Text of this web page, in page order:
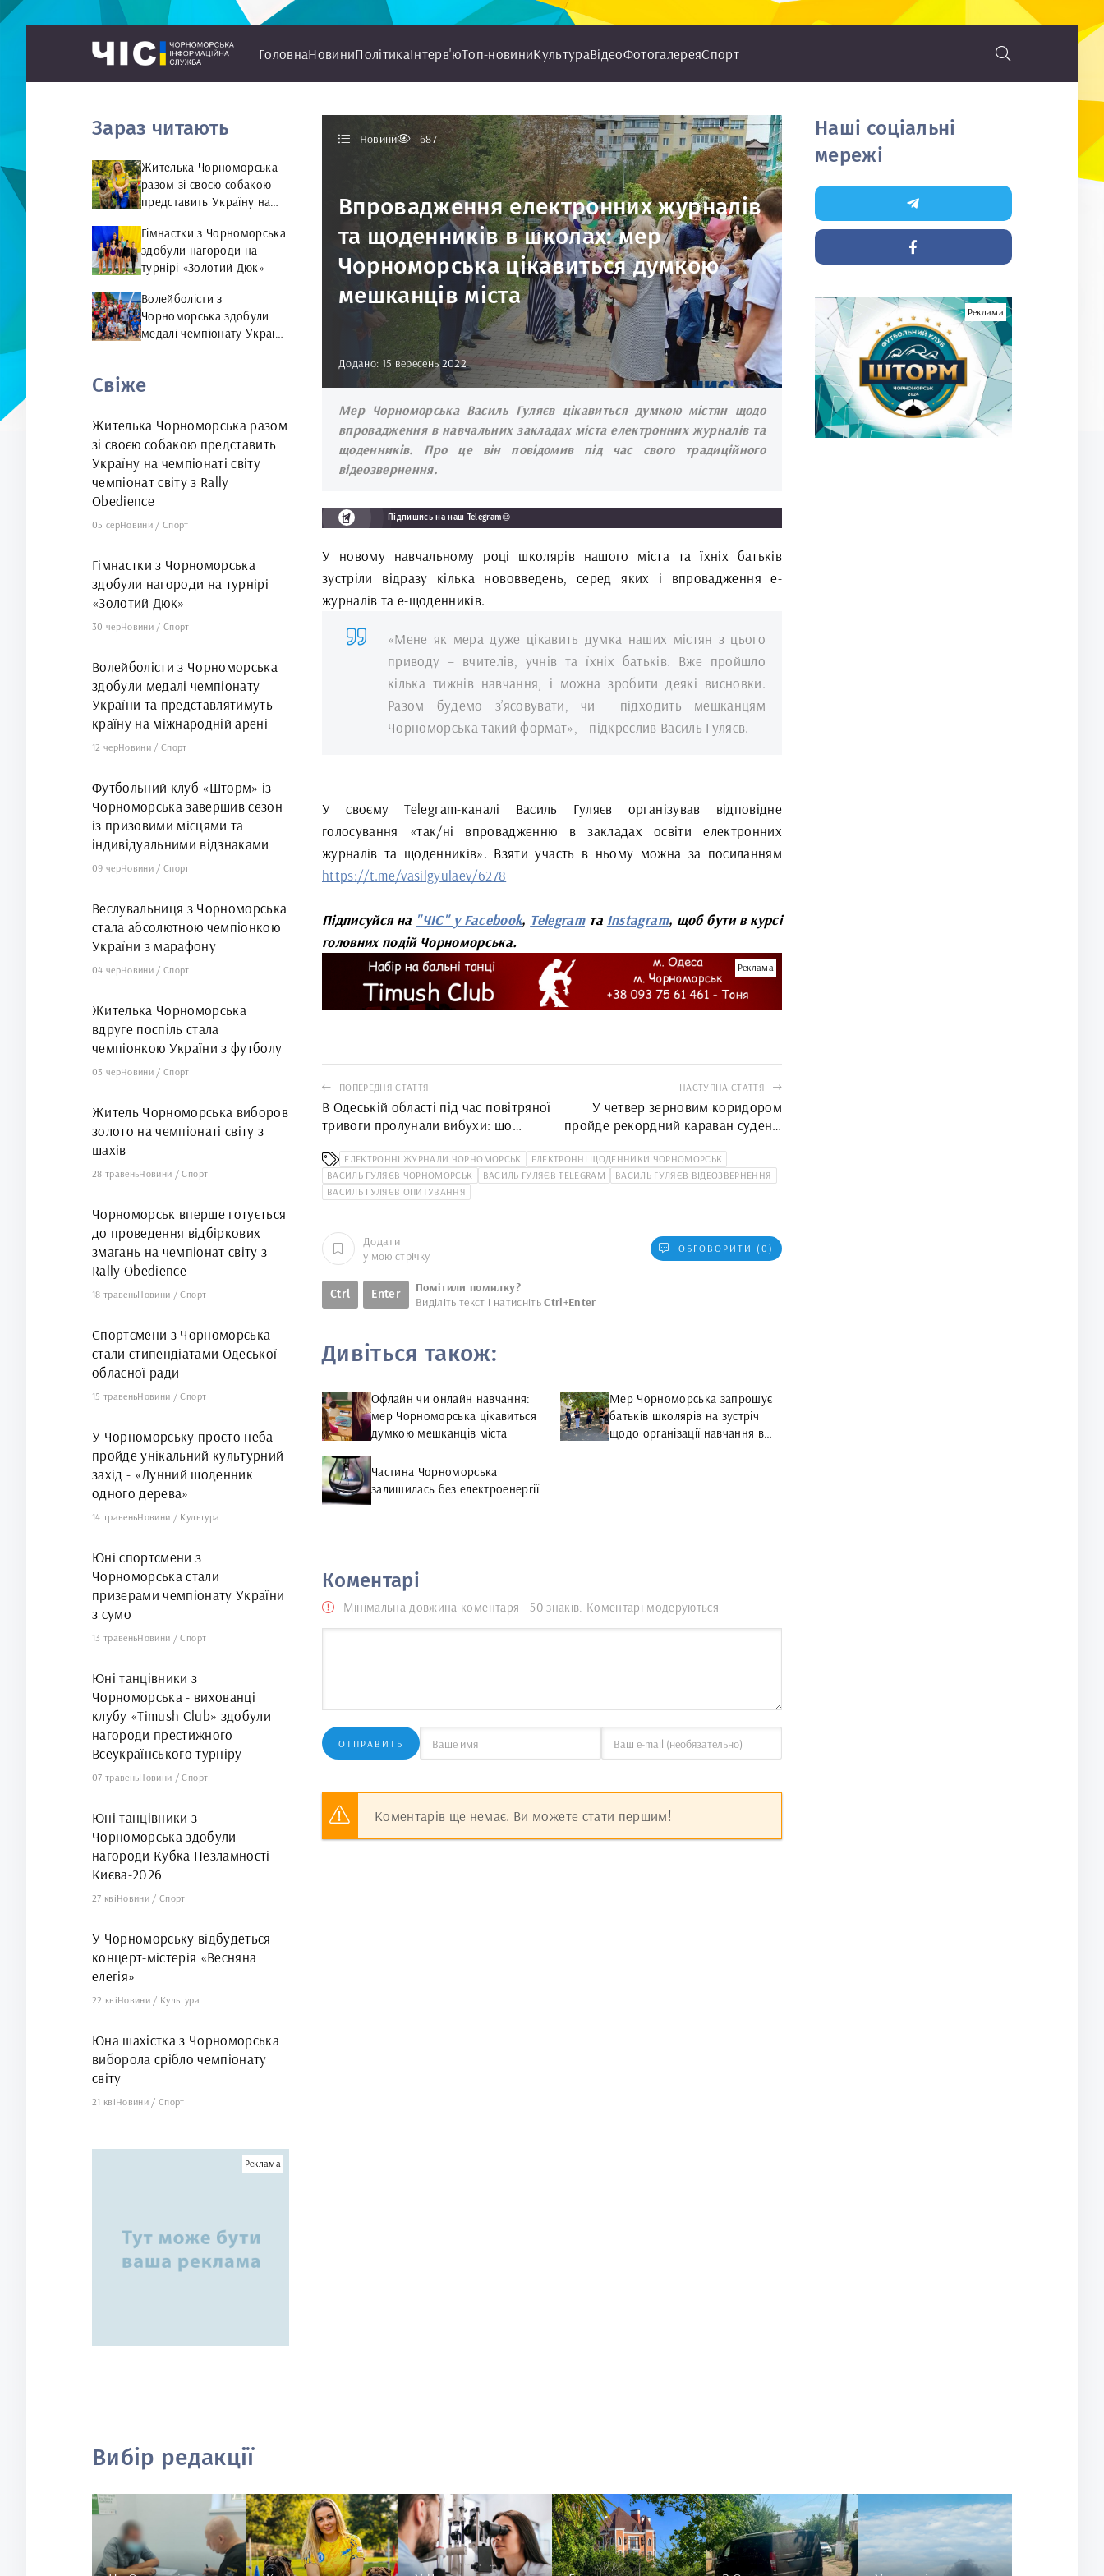
ГоловнаНовиниПолітикаІнтерв'юТоп-новиниКультураВідеоФотогалереяСпорт
Новини 687
Впровадження електронних журналів
та щоденників в школах: мер
Чорноморська цікавиться думкою
мешканців міста
Додано: 15 вересень 2022
Мер Чорноморська Василь Гуляєв цікавиться думкою містян щодо
впровадження в навчальних закладах міста електронних журналів та
щоденників. Про це він повідомив під час свого традиційного
відеозвернення.
Підпишись на наш Telegram😉
У новому навчальному році школярів нашого міста та їхніх батьків
зустріли відразу кілька нововведень, серед яких і впровадження е-
журналів та е-щоденників.
«Мене як мера дуже цікавить думка наших містян з цього
приводу – вчителів, учнів та їхніх батьків. Вже пройшло
кілька тижнів навчання, і можна зробити деякі висновки.
Разом будемо з’ясовувати, чи підходить мешканцям
Чорноморська такий формат», - підкреслив Василь Гуляєв.
У своєму Telegram-каналі Василь Гуляєв організував відповідне
голосування «так/ні впровадженню в закладах освіти електронних
журналів та щоденників». Взяти участь в ньому можна за посиланням
https://t.me/vasilgyulaev/6278
Підписуйся на "ЧІС" у Facebook, Telegramта Instagram, щоб бути в курсі
головних подій Чорноморська.
Реклама
ПОПЕРЕДНЯ СТАТТЯ
В Одеській області під час повітряної
тривоги пролунали вибухи: що
НАСТУПНА СТАТТЯ
У четвер зерновим коридором
пройде рекордний караван суден з
"Південний"
ЕЛЕКТРОННІ ЖУРНАЛИ ЧОРНОМОРСЬК
ЕЛЕКТРОННІ ЩОДЕННИКИ ЧОРНОМОРСЬК
ВАСИЛЬ ГУЛЯЄВ ЧОРНОМОРСЬК
ВАСИЛЬ ГУЛЯЄВ TELEGRAM
ВАСИЛЬ ГУЛЯЄВ ВІДЕОЗВЕРНЕННЯ
ВАСИЛЬ ГУЛЯЄВ ОПИТУВАННЯ
Додати
у мою стрічку
ОБГОВОРИТИ (0)
Ctrl Enter
Помітили помилку?
Виділіть текст і натиснітьCtrl+Enter
Дивіться також:
Офлайн чи онлайн навчання:
мер Чорноморська цікавиться
думкою мешканців міста
Мер Чорноморська запрошує
батьків школярів на зустріч
щодо організації навчання в
Частина Чорноморська
залишилась без електроенергії
Коментарі
Мінімальна довжина коментаря - 50 знаків. Коментарі модеруються
ОТПРАВИТЬ
Коментарів ще немає. Ви можете стати першим!
Зараз читають
Жителька Чорноморська
разом зі своєю собакою
представить Україну на
світу з Rally Obedience
Гімнастки з Чорноморська
здобули нагороди на
турнірі «Золотий Дюк»
Волейболісти з
Чорноморська здобули
медалі чемпіонату України
арені
Свіже
Жителька Чорноморська разом
зі своєю собакою представить
Україну на чемпіонаті світу
чемпіонат світу з Rally
Obedience
05 серНовини /Спорт
Гімнастки з Чорноморська
здобули нагороди на турнірі
«Золотий Дюк»
30 черНовини /Спорт
Волейболісти з Чорноморська
здобули медалі чемпіонату
України та представлятимуть
країну на міжнародній арені
12 черНовини /Спорт
Футбольний клуб «Шторм» із
Чорноморська завершив сезон
із призовими місцями та
індивідуальними відзнаками
09 черНовини /Спорт
Веслувальниця з Чорноморська
стала абсолютною чемпіонкою
України з марафону
04 черНовини /Спорт
Жителька Чорноморська
вдруге поспіль стала
чемпіонкою України з футболу
03 черНовини /Спорт
Житель Чорноморська виборов
золото на чемпіонаті світу з
шахів
28 травеньНовини /Спорт
Чорноморськ вперше готується
до проведення відбіркових
змагань на чемпіонат світу з
Rally Obedience
18 травеньНовини /Спорт
Спортсмени з Чорноморська
стали стипендіатами Одеської
обласної ради
15 травеньНовини /Спорт
У Чорноморську просто неба
пройде унікальний культурний
захід - «Лунний щоденник
одного дерева»
14 травеньНовини / Культура
Юні спортсмени з
Чорноморська стали
призерами чемпіонату України
з сумо
13 травеньНовини /Спорт
Юні танцівники з
Чорноморська - вихованці
клубу «Timush Club» здобули
нагороди престижного
Всеукраїнського турніру
07 травеньНовини /Спорт
Юні танцівники з
Чорноморська здобули
нагороди Кубка Незламності
Києва-2026
27 квіНовини /Спорт
У Чорноморську відбудеться
концерт-містерія «Весняна
елегія»
22 квіНовини / Культура
Юна шахістка з Чорноморська
виборола срібло чемпіонату
світу
21 квіНовини /Спорт
Реклама
Наші соціальні
мережі
Реклама
Вибір редакції